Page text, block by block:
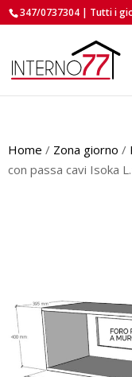
347/0737304 | Tutti i
Home / Zona giorno /
con passa cavi Isoka